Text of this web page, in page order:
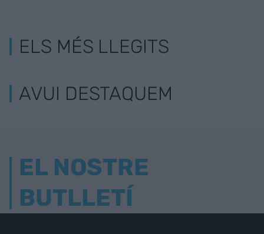
ELS MÉS LLEGITS
AVUI DESTAQUEM
EL NOSTRE
BUTLLETÍ